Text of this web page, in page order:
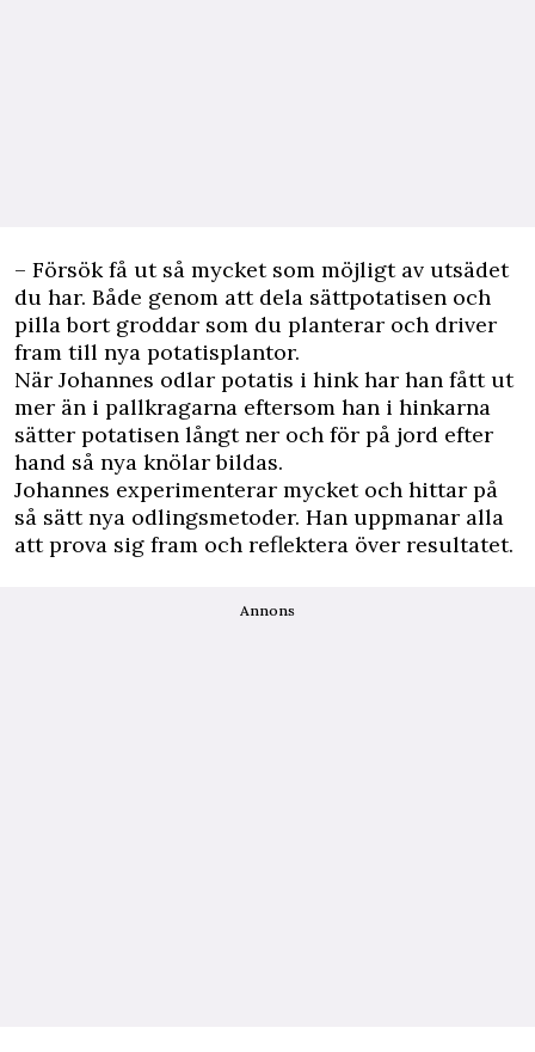
– Försök få ut så mycket som möjligt av utsädet
du har. Både genom att dela sättpotatisen och
pilla bort groddar som du planterar och driver
fram till nya potatisplantor.
När Johannes odlar potatis i hink har han fått ut
mer än i pallkragarna eftersom han i hinkarna
sätter potatisen långt ner och för på jord efter
hand så nya knölar bildas.
Johannes experimenterar mycket och hittar på
så sätt nya odlingsmetoder. Han uppmanar alla
att prova sig fram och reflektera över resultatet.
Annons